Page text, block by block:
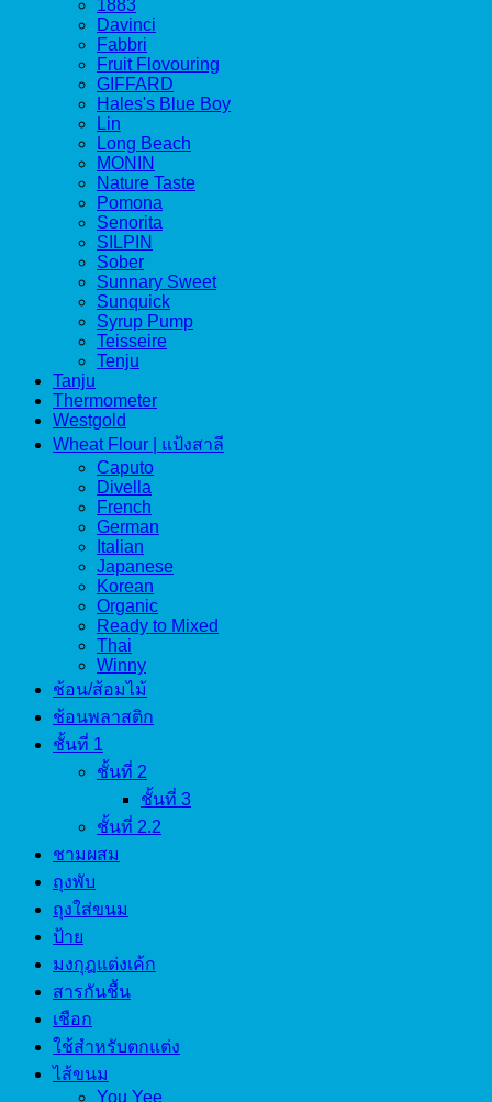
1883
Davinci
Fabbri
Fruit Flovouring
GIFFARD
Hales's Blue Boy
Lin
Long Beach
MONIN
Nature Taste
Pomona
Senorita
SILPIN
Sober
Sunnary Sweet
Sunquick
Syrup Pump
Teisseire
Tenju
Tanju
Thermometer
Westgold
Wheat Flour | แป้งสาลี
Caputo
Divella
French
German
Italian
Japanese
Korean
Organic
Ready to Mixed
Thai
Winny
ช้อน/ส้อมไม้
ช้อนพลาสติก
ชั้นที่ 1
ชั้นที่ 2
ชั้นที่ 3
ชั้นที่ 2.2
ชามผสม
ถุงพับ
ถุงใส่ขนม
ป้าย
มงกุฎแต่งเค้ก
สารกันชื้น
เชือก
ใช้สำหรับตกแต่ง
ไส้ขนม
You Yee